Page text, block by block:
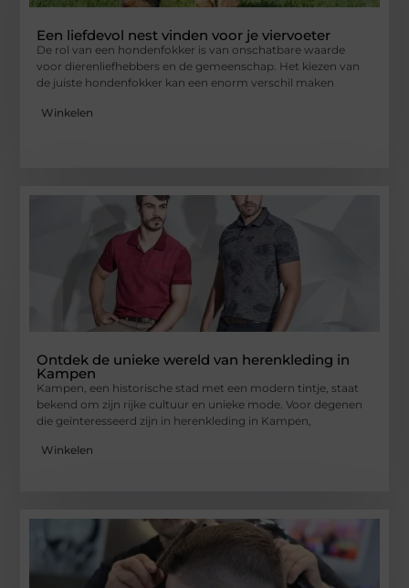
Een liefdevol nest vinden voor je viervoeter
De rol van een hondenfokker is van onschatbare waarde
voor dierenliefhebbers en de gemeenschap. Het kiezen van
de juiste hondenfokker kan een enorm verschil maken
Winkelen
Ontdek de unieke wereld van herenkleding in
Kampen
Kampen, een historische stad met een modern tintje, staat
bekend om zijn rijke cultuur en unieke mode. Voor degenen
die geïnteresseerd zijn in herenkleding in Kampen,
Winkelen